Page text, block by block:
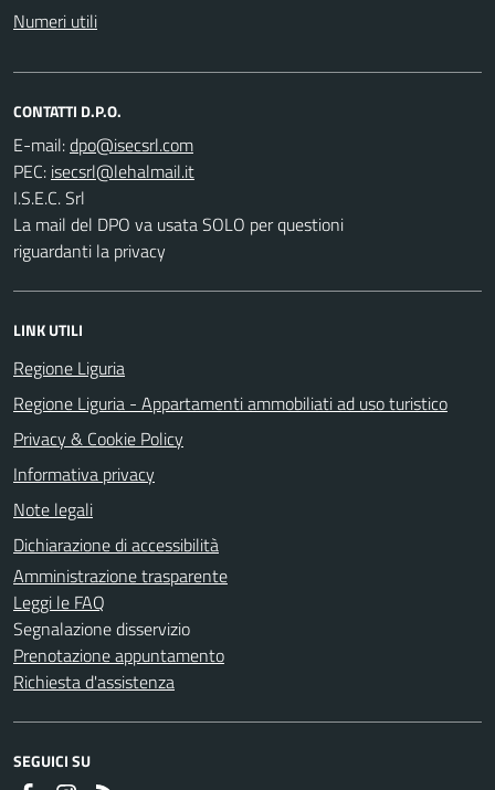
Numeri utili
CONTATTI D.P.O.
E-mail:
PEC:
I.S.E.C. Srl
La mail del DPO va usata SOLO per questioni
riguardanti la privacy
LINK UTILI
Regione Liguria
Regione Liguria - Appartamenti ammobiliati ad uso turistico
Privacy & Cookie Policy
Informativa privacy
Note legali
Dichiarazione di accessibilità
Amministrazione trasparente
Leggi le FAQ
Segnalazione disservizio
Prenotazione appuntamento
Richiesta d'assistenza
SEGUICI SU